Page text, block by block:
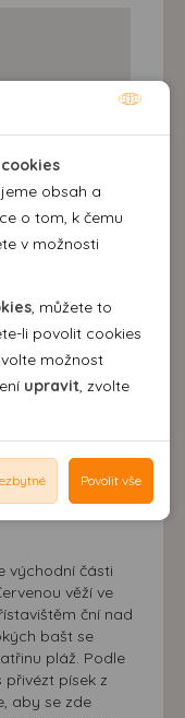
východní části
věží ve
ční nad
bašt se
pláž. Podle
přivézt písek z
aby se zde
cookies
obsah a
o tom, k čemu
v možnosti
, můžete to
li povolit cookies
možnost
upravit, zvolte
Povolit vše
stránka
jako navigace
webové stránky.
bez těchto
návštěvnost
a také jejich
anonymně bez
webu. Bez vašeho
ztrácíme
našeho webu.
přizpůsobit
užitečné nabídce či
třetí strana k
jak na
Díky tomu
na Vašich
není zpravidla
Bez vyjádření
a reklam